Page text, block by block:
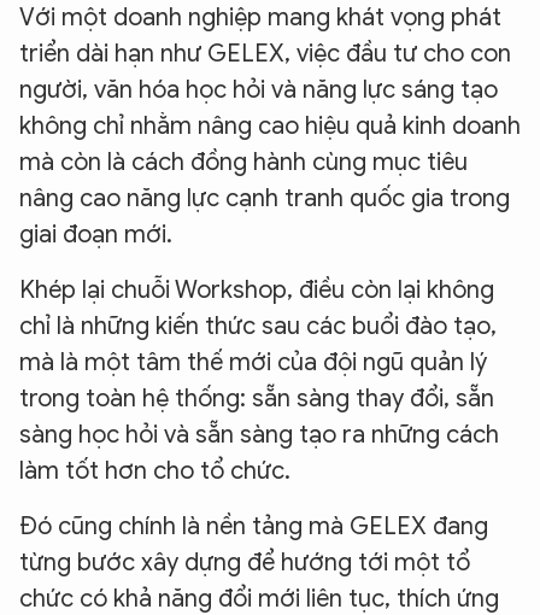
Với một doanh nghiệp mang khát vọng phát
triển dài hạn như GELEX, việc đầu tư cho con
người, văn hóa học hỏi và năng lực sáng tạo
không chỉ nhằm nâng cao hiệu quả kinh doanh
mà còn là cách đồng hành cùng mục tiêu
nâng cao năng lực cạnh tranh quốc gia trong
giai đoạn mới.
Khép lại chuỗi Workshop, điều còn lại không
chỉ là những kiến thức sau các buổi đào tạo,
mà là một tâm thế mới của đội ngũ quản lý
trong toàn hệ thống: sẵn sàng thay đổi, sẵn
sàng học hỏi và sẵn sàng tạo ra những cách
làm tốt hơn cho tổ chức.
Đó cũng chính là nền tảng mà GELEX đang
từng bước xây dựng để hướng tới một tổ
chức có khả năng đổi mới liên tục, thích ứng